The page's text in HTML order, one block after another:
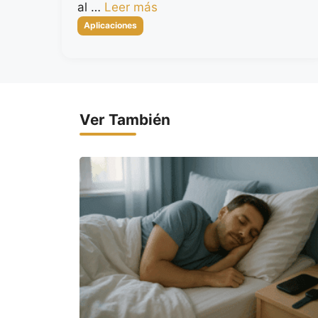
al … Leer más
Categorías
Aplicaciones
Ver También